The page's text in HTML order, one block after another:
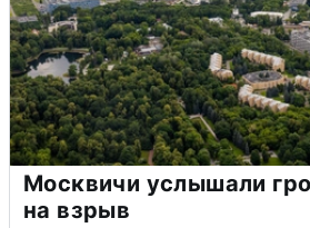
Москвичи услышали
на взрыв